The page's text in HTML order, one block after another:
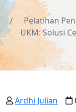
Pelatihan
UKM: Solusi
Ardhi Julian